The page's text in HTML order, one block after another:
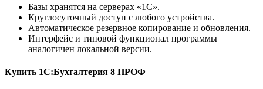
Базы хранятся на серверах «1С».
Круглосуточный доступ с любого устройства.
Автоматическое резервное копирование и обновления.
Интерфейс и типовой функционал программы
аналогичен локальной версии.
Купить 1С:Бухгалтерия 8 ПРОФ